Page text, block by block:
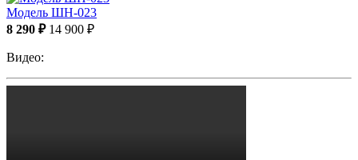
Модель ШН-023
8 290 ₽ 14 900 ₽
Видео: